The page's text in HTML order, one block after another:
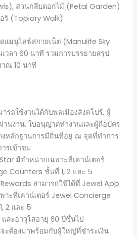
สวนกลีบดอกไม้ (Petal Garden)
ริ (Topiary Walk)
แมนูไลฟ์สกายเน็ต (Manulife Sky
วลา 60 นาที รวมการบรรยายสรุป
ณ 10 นาที
รถใช้งานได้กับพลเมืองสิงคโปร์, ผู้
านงาน, ใบอนุญาตทำงานและผู้ถือบัตร
งหลักฐานการมีถิ่นที่อยู่ ณ จุดที่ทำการ
รเข้าชม
มีจำหน่ายเฉพาะที่เคาน์เตอร์
Counters ชั้นที่ 1, 2 และ 5
สามารถใช้ได้ที่ Jewel App
าะที่เคาน์เตอร์ Jewel Concierge
2 และ 5
และอาวุโสอายุ 60 ปีขึ้นไป
ะต้องมาพร้อมกับผู้ใหญ่ที่ชำระเงิน